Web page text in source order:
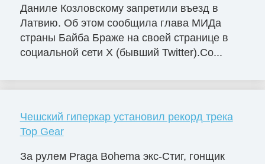
Даниле Козловскому запретили въезд в
Латвию. Об этом сообщила глава МИДа
страны Байба Браже на своей странице в
социальной сети X (бывший Twitter).Со...
Чешский гиперкар установил рекорд трека
Top Gear
За рулем Praga Bohema экс-Стиг, гонщик